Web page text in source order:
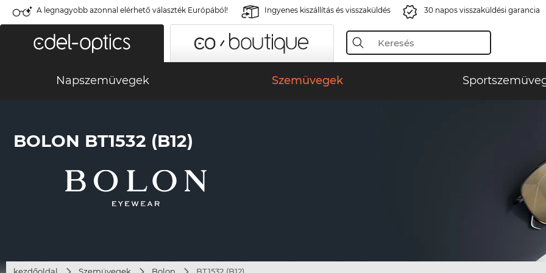
A legnagyobb azonnal elérhető választék Európából! Ingyenes kiszállítás és visszaküldés 30 napos visszaküldési garancia
Napszemüvegek Szemüvegek
BOLON BT1532 (B12)